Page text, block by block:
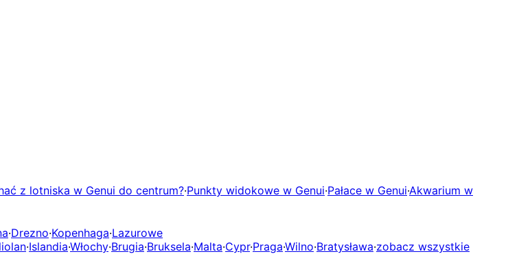
z lotniska w Genui do centrum?·Punkty widokowe w Genui·Pałace w Genui·Akwarium w
·Drezno·Kopenhaga·Lazurowe
·Islandia·Włochy·Brugia·Bruksela·Malta·Cypr·Praga·Wilno·Bratysława·zobacz wszystkie